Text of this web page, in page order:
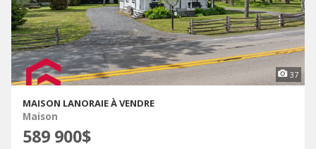
37
MAISON LANORAIE À VENDRE
Maison
589 900$